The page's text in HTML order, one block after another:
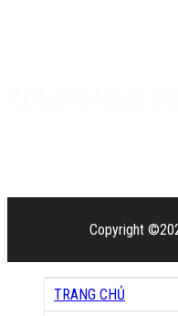
Copyright
TRANG CHỦ